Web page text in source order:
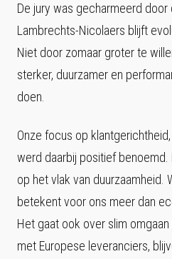
De jury was gecharmeerd door
Lambrechts-Nicolaers blijft
Niet door zomaar groter te
sterker, duurzamer en
doen.
Onze focus op
werd daarbij positief benoemd.
op het vlak van duurzaamheid.
betekent voor ons meer dan
Het gaat ook over slim
met Europese leveranciers,